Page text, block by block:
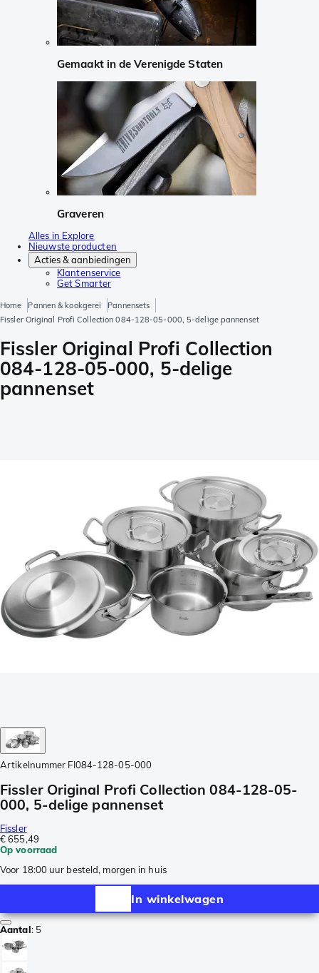
Gemaakt in de Verenigde Staten
Graveren
Alles in Explore
Nieuwste producten
Acties & aanbiedingen
Klantenservice
Get Smarter
Home Pannen & kookgerei
Pannensets
Fissler Original Profi Collection 084-128-05-000, 5-delige pannenset
Fissler Original Profi Collection
084-128-05-000, 5-delige
pannenset
Artikelnummer FI084-128-05-000
Fissler Original Profi Collection 084-128-05-
000, 5-delige pannenset
Fissler
€ 655,49
Op voorraad
Voor 18:00 uur besteld, morgen in huis
In winkelwagen
Aantal: 5